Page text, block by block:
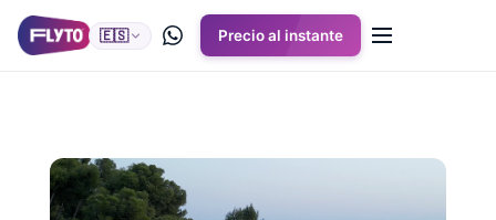
🇪🇸 Precio al instante